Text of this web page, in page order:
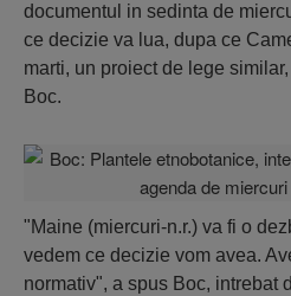
documentul in sedinta de
ce decizie va lua, dupa ce
marti, un proiect de lege
Boc.
"Maine (miercuri-n.r.) va fi o
vedem ce decizie vom avea.
normativ", a spus Boc, intrebat